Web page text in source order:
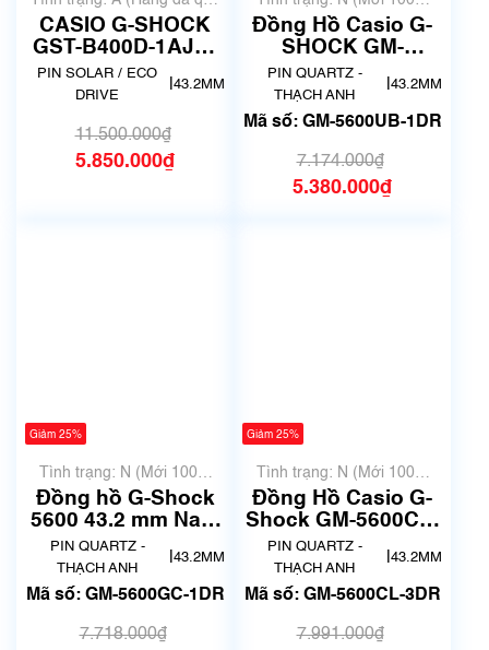
sử dụng nhưng rất đẹp,
không có xước)
CASIO G-SHOCK
GST-B400D-1AJF |
Size 44.5mm | Mã
số 5510
PIN SOLAR / ECO
DRIVE
43.2MM
11.500.000₫
5.850.000₫
chưa qua sử dụng)
Đồng Hồ Casio G-
SHOCK GM-
5600UB-1DR Chính
Hãng
PIN QUARTZ -
THẠCH ANH
43.2MM
Mã số: GM-5600UB-1DR
7.174.000₫
5.380.000₫
Giảm 25%
Tình trạng: N (Mới 100%
chưa qua sử dụng)
Đồng hồ G-Shock
5600 43.2 mm Nam
GM-5600GC-1DR
PIN QUARTZ -
THẠCH ANH
43.2MM
Mã số: GM-5600GC-1DR
7.718.000₫
Giảm 25%
Tình trạng: N (Mới 100%
chưa qua sử dụng)
Đồng Hồ Casio G-
Shock GM-5600CL-
3DR Chính Hãng
PIN QUARTZ -
THẠCH ANH
43.2MM
Mã số: GM-5600CL-3DR
7.991.000₫